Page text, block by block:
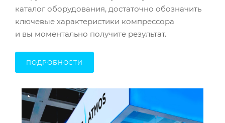
каталог оборудования, достаточно обозначить
ключевые характеристики компрессора
и вы моментально получите результат.
ПОДРОБНОСТИ